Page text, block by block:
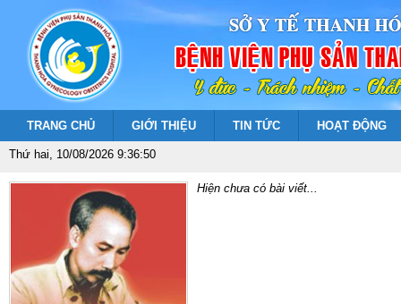
TRANG CHỦ GIỚI THIỆU TIN TỨC HOẠT ĐỘNG
Thứ hai, 10/08/2026 9:36:51
Hiện chưa có bài viết...